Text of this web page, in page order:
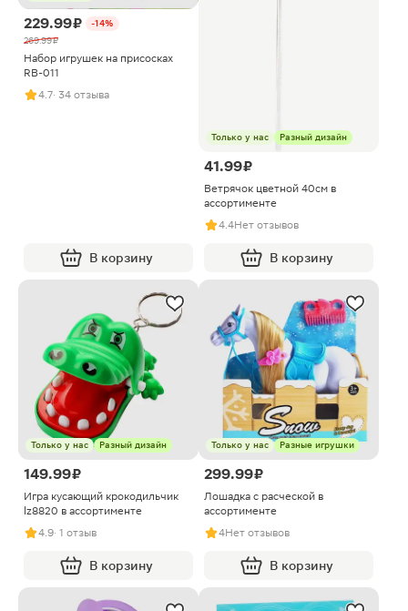
229.99 ₽
-14%
269.99 ₽
Набор игрушек на присосках
RB-011
4.7· 34 отзыва
В корзину
Только у нас Разный дизайн
41.99 ₽
Ветрячок цветной 40см в
ассортименте
4.4Нет отзывов
В корзину
Только у нас Разный дизайн
149.99 ₽
Игра кусающий крокодильчик
lz8820 в ассортименте
4.9· 1 отзыв
В корзину
Только у нас Разные игрушки
299.99 ₽
Лошадка с расческой в
ассортименте
4Нет отзывов
В корзину